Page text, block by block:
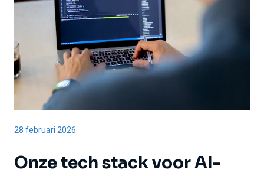
28 februari 2026
Onze tech stack voorAI-